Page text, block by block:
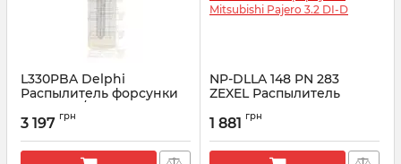
L330PBA Delphi
Распылитель форсунки
(B05502A/320-06838) JCB
Артикул:
3 197 грн
NP-DLLA 148 PN 283
ZEXEL Распылитель
Pajero 3.2 DI-D
Артикул: H105017283
1 881 грн